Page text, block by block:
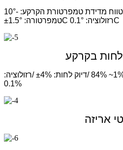
טווח מדידת טמפרטורת הקרקע: -10°C עד 60°C / דיוק
טמפרטורה: ±1.5°C רזולוציה: 0.1°C
בקרקע
דיוק לחות: ±4% /
רזולוציה:
0.1%
אריזה